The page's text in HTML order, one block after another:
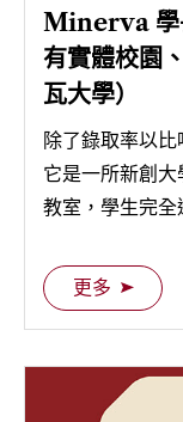
Minerva 學
有實體校園
瓦大學）
除了錄取率以
它是一所新創
教室，學生完全
市。 三年前，TopScore 校友 Fred 就在旁人詫異的眼
光中放棄 UCLA
是 Best Rank
更多